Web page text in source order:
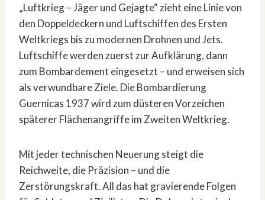
„Luftkrieg – Jäger und Gejagte“ zieht eine Linie von
den Doppeldeckern und Luftschiffen des Ersten
Weltkriegs bis zu modernen Drohnen und Jets.
Luftschiffe werden zuerst zur Aufklärung, dann
zum Bombardement eingesetzt – und erweisen sich
als verwundbare Ziele. Die Bombardierung
Guernicas 1937 wird zum düsteren Vorzeichen
späterer Flächenangriffe im Zweiten Weltkrieg.
Mit jeder technischen Neuerung steigt die
Reichweite, die Präzision – und die
Zerstörungskraft. All das hat gravierende Folgen